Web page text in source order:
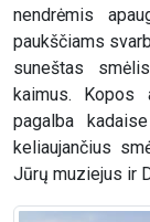
nendrėmis
paukščiams
suneštas
kaimus. Kopos
pagalba
keliaujančius
Jūrų muziejus ir